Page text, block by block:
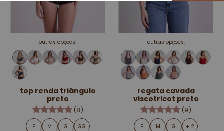
outras opções:
top renda triângulo
preto
(8)
P M G GG
outras opções:
regata cavada
viscotricot preto
(9)
P M G + 2